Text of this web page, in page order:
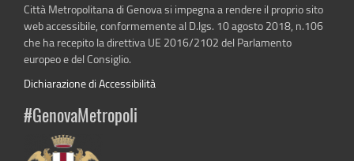
Città Metropolitana di Genova si impegna a rendere il proprio sito
web accessibile, conformemente al D.lgs. 10 agosto 2018, n.106
che ha recepito la direttiva UE 2016/2102 del Parlamento
europeo e del Consiglio.
Dichiarazione di Accessibilità
#GenovaMetropoli